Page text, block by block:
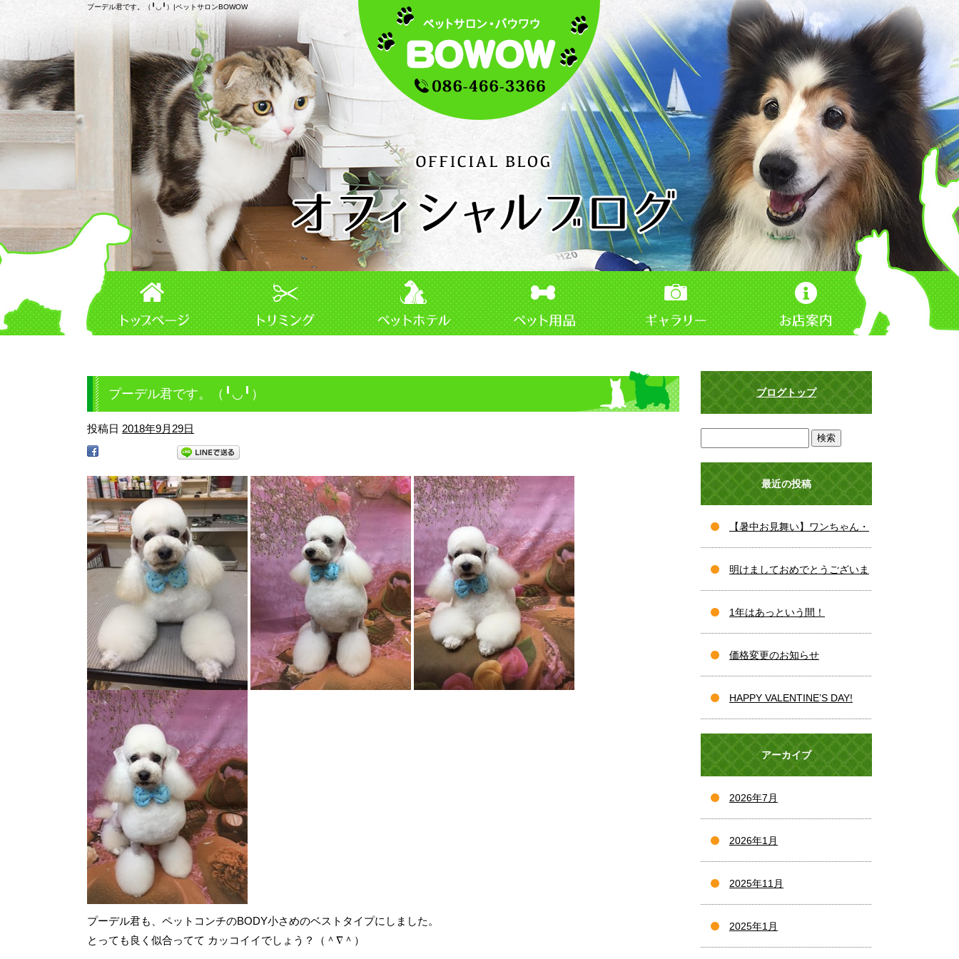
プーデル君です。（╹◡╹）|ペットサロンBOWOW
プーデル君です。（╹◡╹）
投稿日 2018年9月29日
プーデル君も、ペットコンチのBODY小さめのベストタイプにしました。
とっても良く似合ってて カッコイイでしょう？（＾∇＾）
ブログトップ
最近の投稿
【暑中お見舞い】ワンちゃん・
ネコちゃんの夏バテ対策と、夏
を乗り切るおすすめケア♪
明けましておめでとうございま
す！
1年はあっという間！
価格変更のお知らせ
HAPPY VALENTINE’S DAY!
アーカイブ
2026年7月
2026年1月
2025年11月
2025年1月